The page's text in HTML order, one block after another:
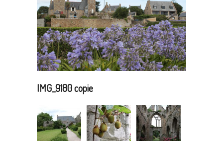
IMG_9180 copie